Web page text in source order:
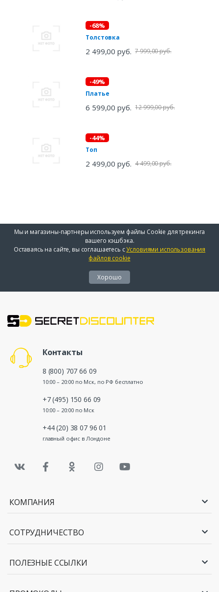
-68%
Толстовка
2 499,00 руб. 7 999,00 руб.
-49%
Платье
6 599,00 руб. 12 999,00 руб.
-44%
Топ
2 499,00 руб. 4 499,00 руб.
Мы и магазины-партнеры используем файлы Cookie для трекинга
вашего кэшбэка.
Оставаясь на сайте, вы соглашаетесь сУсловиями использования
файлов cookie
Хорошо
Контакты
8 (800) 707 66 09
10:00 – 20:00 по Мск, по РФ бесплатно
+7 (495) 150 66 09
10:00 – 20:00 по Мск
+44 (20) 38 07 96 01
главный офис в Лондоне
КОМПАНИЯ
СОТРУДНИЧЕСТВО
ПОЛЕЗНЫЕ ССЫЛКИ